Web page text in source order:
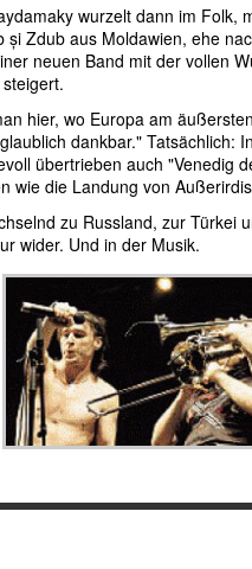
wurzelt dann im Folk,
Zdub aus Moldawien, ehe
neuen Band mit der vollen
hier, wo Europa am
dankbar." Tatsächlich:
übertrieben auch "Venedig
wie die Landung von
zu Russland, zur Türkei
wider. Und in der Musik.